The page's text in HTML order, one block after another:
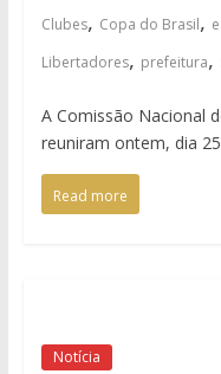
Clubes, Copa do Brasil,
Libertadores, prefeitura,
A Comissão Nacional
reuniram ontem, dia
Read more
Notícia